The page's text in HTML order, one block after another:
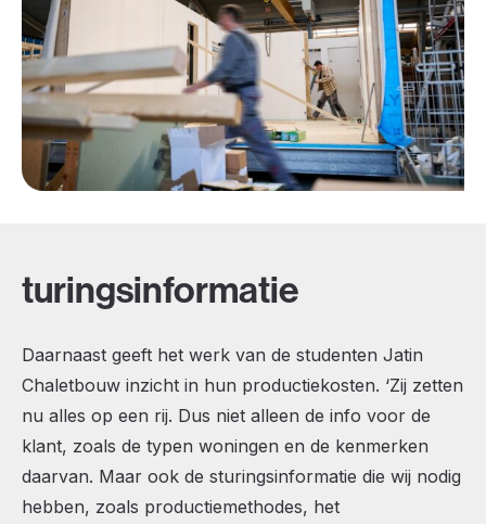
turingsinformatie
Daarnaast geeft het werk van de studenten Jatin
Chaletbouw inzicht in hun productiekosten. ‘Zij zetten
nu alles op een rij. Dus niet alleen de info voor de
klant, zoals de typen woningen en de kenmerken
daarvan. Maar ook de sturingsinformatie die wij nodig
hebben, zoals productiemethodes, het